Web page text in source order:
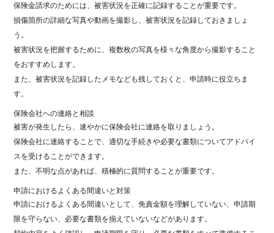
保険金請求のためには、被害状況を正確に記録することが重要です。
損傷箇所の詳細な写真や動画を撮影し、被害状況を記録しておきましょ
う。
被害状況を把握するために、複数枚の写真を様々な角度から撮影すること
をおすすめします。
また、被害状況を記録したメモなども残しておくと、申請時に役立ちま
す。
保険会社への連絡と相談
被害が発生したら、速やかに保険会社に連絡を取りましょう。
保険会社に連絡することで、適切な手続きや必要な書類についてアドバイ
スを受けることができます。
また、不明な点があれば、積極的に質問することが重要です。
申請におけるよくある間違いと対策
申請におけるよくある間違いとして、免責金額を理解していない、申請期
限を守らない、必要な書類を揃えていないなどがあります。